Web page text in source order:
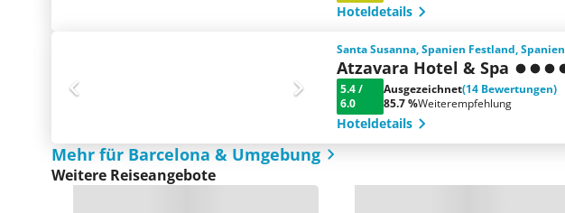
Hoteldetails
Santa Susanna, Spanien Festland, Spanien
Atzavara Hotel & Spa
5.4/
6.0
Ausgezeichnet(14 Bewertungen)
85.7 %Weiterempfehlung
Hoteldetails
Mehr für Barcelona & Umgebung
Weitere Reiseangebote